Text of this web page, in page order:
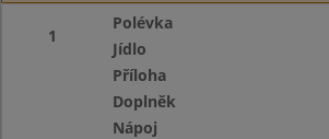
1
Polévka
Jídlo
Příloha
Doplněk
Nápoj